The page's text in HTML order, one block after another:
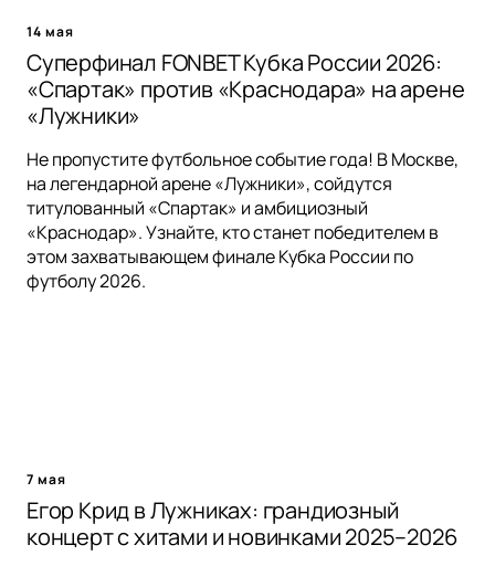
14 мая
Суперфинал FONBET Кубка России 2026:
«Спартак» против «Краснодара» на арене
«Лужники»
Не пропустите футбольное событие года! В Москве,
на легендарной арене «Лужники», сойдутся
титулованный «Спартак» и амбициозный
«Краснодар». Узнайте, кто станет победителем в
этом захватывающем финале Кубка России по
футболу 2026.
7 мая
Егор Крид в Лужниках: грандиозный
концерт с хитами и новинками 2025–2026